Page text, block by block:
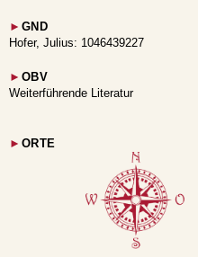
► GND
Hofer, Julius: 1046439227
► OBV
Weiterführende Literatur
► ORTE